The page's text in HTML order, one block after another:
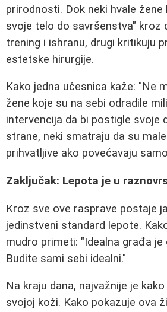
prirodnosti. Dok neki hvale žene
svoje telo do savršenstva" kroz
trening i ishranu, drugi kritikuju
estetske hirurgije.
Kako jedna učesnica kaže: "Ne
žene koje su na sebi odradile
intervencija da bi postigle svoje
strane, neki smatraju da su
prihvatljive ako povećavaju
Zaključak: Lepota je u
Kroz sve ove rasprave postaje
jedinstveni standard lepote.
mudro primeti: "Idealna građa je
Budite sami sebi idealni."
Na kraju dana, najvažnije je
svojoj koži. Kako pokazuje ova